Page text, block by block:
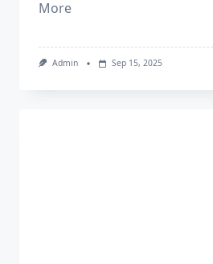
More
Admin Sep 15, 2025